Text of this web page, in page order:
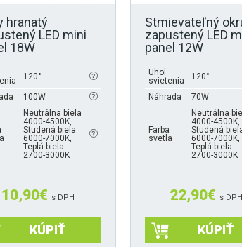
hranatý
LED mini
18W
120°
100W
Neutrálna biela
4000-4500K,
Studená biela
6000-7000K,
Teplá biela
2700-3000K
10,90€ s DPH
KÚPIŤ
Stmievateľný
zapustený LED
panel 12W
Uhol
svietenia
120°
Náhrada 70W
Farba
svetla
Neutrálna
4000-4500K,
Studená
6000-7000K,
Teplá biela
2700-3000K
22,90€ s DPH
KÚPIŤ